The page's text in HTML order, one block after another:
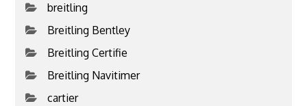
breitling
Breitling Bentley
Breitling Certifie
Breitling Navitimer
cartier